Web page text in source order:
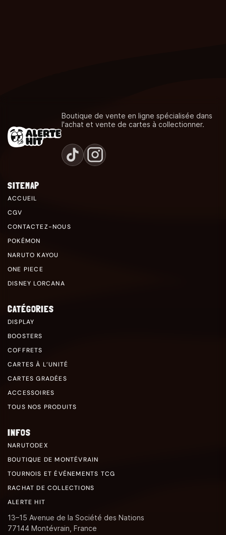
Boutique de vente en ligne spécialisée dans
l'achat et vente de cartes à collectionner.
SITEMAP
ACCUEIL
CGV
CONTACTEZ-NOUS
POKÉMON
NARUTO KAYOU
ONE PIECE
DISNEY LORCANA
CATÉGORIES
DISPLAY
BOOSTERS
COFFRETS
CARTES À L’UNITÉ
CARTES GRADÉES
ACCESSOIRES
TOUS NOS PRODUITS
INFOS
NARUTODEX
BOUTIQUE DE MONTÉVRAIN
TOURNOIS ET ÉVÉNEMENTS TCG
RACHAT DE COLLECTIONS
ALERTE HIT
13–15 Avenue de la Société des Nations
77144 Montévrain, France